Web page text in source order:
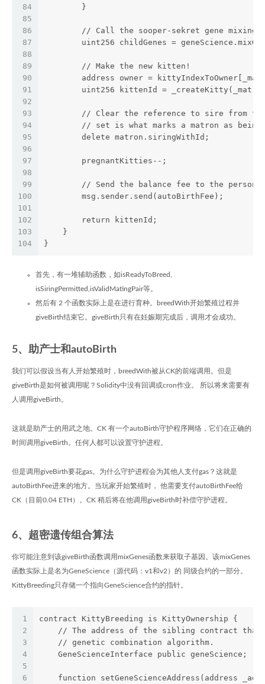
84
85
86
87
88
89
90
91
92
93
94
95
96
97
98
99
100
101
102
103
104
        }
// Call the sooper-sekret gene mixing
uint256 childGenes =
        // Make the new kitten!
address owner =
uint256 kittenId =
// Clear the reference to sire from
// set is what marks a matron as being
        delete matron.siringWithId;
        pregnantKitties--;
// Send the balance fee to the person
        msg.sender.send(autoBirthFee);
        return kittenId;
    }
}
首先，有一堆辅助函数，如isReadyToBreed,
isSiringPermitted,isValidMatingPair等。
然后有 2 个函数实际上是在进行育种。breedWith开始繁殖过程并
giveBirth结束它。giveBirth只有在妊娠期完成后，调用才会成功。
5、助产士和autoBirth
我们可以假设当有人开始繁殖时，breedWith被从CK的前端调用。但是
giveBirth是如何被调用呢？Solidity中没有回调或cron作业。 所以将来需要有
人调用giveBirth。
这就是助产士的用武之地。CK 有一个autoBirth守护程序网络，它们在正确的
时间调用giveBirth。任何人都可以设置守护进程。
但是调用giveBirth要花gas。为什么守护进程会为其他人支付gas？这就是
autoBirthFee进来的地方。当玩家开始繁殖时， 他需要支付autoBirthFee给
CK（目前0.04 ETH）。CK 稍后将在他调用giveBirth时补偿守护进程。
6、超密遗传组合算法
你可能注意到该giveBirth函数调用mixGenes函数来获取子基因。该mixGenes
函数实际上是名为GeneScience（源代码：v1和v2）的 同级合约的一部分。
KittyBreeding只存储一个指向GeneScience合约的指针。
1
2
3
4
5
6
contract KittyBreeding is KittyOwnership {
// The address of the sibling contract
    // genetic combination algorithm.
    GeneScienceInterface public geneScience;
function setGeneScienceAddress(address